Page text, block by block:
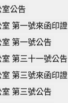
公告
第一號來函印證
第一號公告
第三十一號公告
第三號來函印證
第三號公告